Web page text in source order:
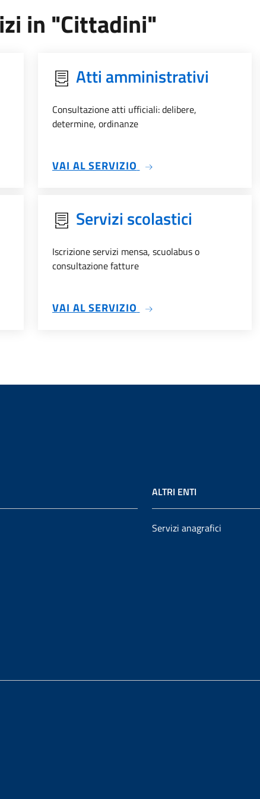
in "Cittadini"
Atti amministrativi
Consultazione atti ufficiali: delibere,
determine, ordinanze
VAI AL SERVIZIO SU ATTI AMMINISTRATIVI
Servizi scolastici
Iscrizione servizi mensa, scuolabus o
consultazione fatture
VAI AL SERVIZIO SU SERVIZI SCOLASTICI
ALTRI ENTI
Servizi anagrafici